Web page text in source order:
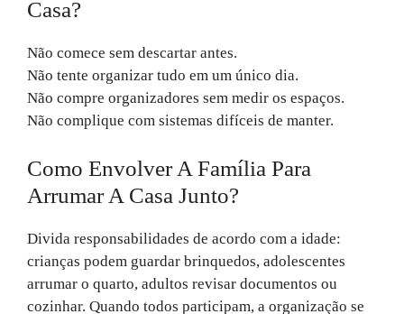
Casa?
Não comece sem descartar antes.
Não tente organizar tudo em um único dia.
Não compre organizadores sem medir os espaços.
Não complique com sistemas difíceis de manter.
Como Envolver A Família Para
Arrumar A Casa Junto?
Divida responsabilidades de acordo com a idade:
crianças podem guardar brinquedos, adolescentes
arrumar o quarto, adultos revisar documentos ou
cozinhar. Quando todos participam, a organização se